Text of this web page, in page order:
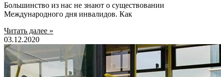
Большинство из нас не знают о существовании
Международного дня инвалидов. Как
Читать далее »
03.12.2020